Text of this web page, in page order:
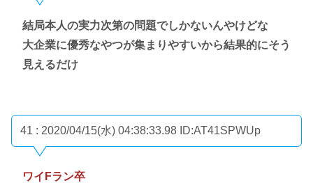
結局本人の実力次第の問題でしかないんやけどな
大企業に優秀なやつが集まりやすいから結果的にそう
見えるだけ
41 : 2020/04/15(水) 04:38:33.98 ID:AT41SPWUp
ワイFラン卒